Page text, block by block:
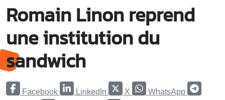
Romain Linon reprend
une institution du
sandwich
Facebook LinkedIn X WhatsApp